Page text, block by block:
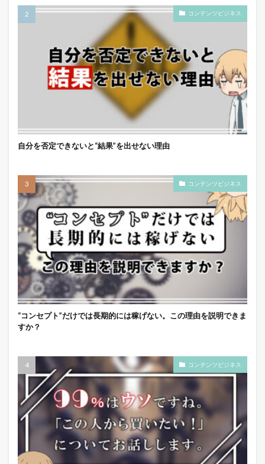
コンテンツビジネス
自分を否定できないと“結果”を出せない理由
コンテンツビジネス
“コンセプト”だけでは長期的には稼げない。この理由を説明できま
すか？
コンテンツビジネス